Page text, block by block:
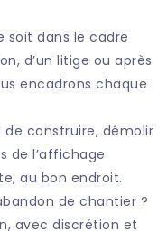
soit dans le cadre
d’un litige ou après
encadrons chaque
de construire, démolir
de l’affichage
au bon endroit.
de chantier ?
avec discrétion et